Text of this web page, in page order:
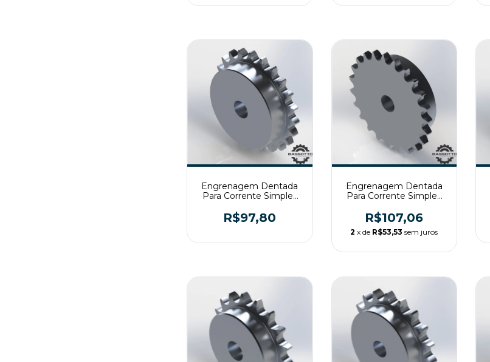
Engrenagem Dentada
Para Corrente Simples
R$97,80
Engrenagem Dentada
Para Corrente Simples
R$107,06
2 x de R$53,53 sem juros